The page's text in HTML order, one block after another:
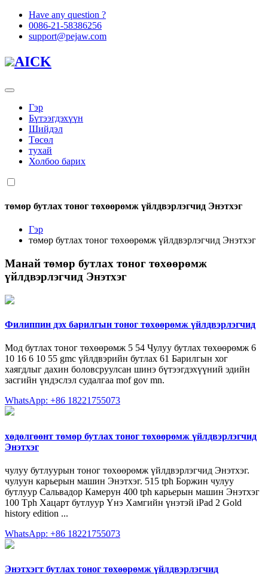
Have any question ?
0086-21-58386256
support@pejaw.com
AICK
Гэр
Бүтээгдэхүүн
Шийдэл
Төсөл
тухай
Холбоо барих
төмөр бутлах тоног төхөөрөмж үйлдвэрлэгчид Энэтхэг
Гэр
төмөр бутлах тоног төхөөрөмж үйлдвэрлэгчид Энэтхэг
Манай төмөр бутлах тоног төхөөрөмж
үйлдвэрлэгчид Энэтхэг
Филиппин дэх барилгын тоног төхөөрөмж үйлдвэрлэгчид
Мод бутлах тоног төхөөрөмж 5 54 Чулуу бутлах төхөөрөмж 6
10 16 6 10 55 gmc үйлдвэрийн бутлах 61 Барилгын хог
хаягдлыг дахин боловсруулсан шинэ бүтээгдэхүүний эдийн
засгийн үндэслэл судалгаа mof gov mn.
WhatsApp: +86 18221755073
хөдөлгөөнт төмөр бутлах тоног төхөөрөмж үйлдвэрлэгчид
Энэтхэг
чулуу бутлуурын тоног төхөөрөмж үйлдвэрлэгчид Энэтхэг.
чулуун карьерын машин Энэтхэг. 515 tph Боржин чулуу
бутлуур Сальвадор Камерун 400 tph карьерын машин Энэтхэг
100 Tph Хацарт бутлуур Үнэ Хамгийн үнэтэй iPad 2 Gold
history edition ...
WhatsApp: +86 18221755073
Энэтхэгт бутлах тоног төхөөрөмж үйлдвэрлэгчид